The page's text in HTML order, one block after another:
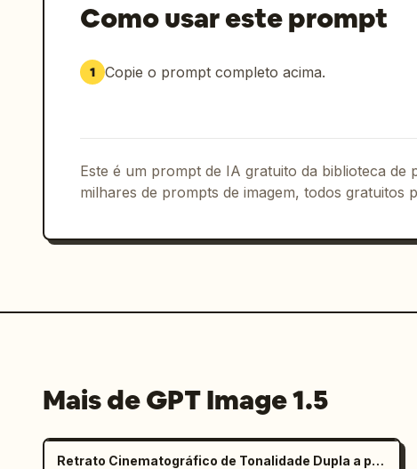
Como usar este prompt
1 Copie o prompt completo acima.
Este é um prompt de IA gratuito da biblioteca
milhares de prompts de imagem, todos gratuitos
Mais de GPT Image 1.5
Retrato Cinematográfico de Tonalidade Dupla a partir de Foto Carregada